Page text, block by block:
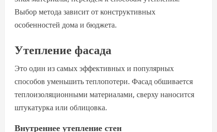
Выбор метода зависит от конструктивных
особенностей дома и бюджета.
Утепление фасада
Это один из самых эффективных и популярных
способов уменьшить теплопотери. Фасад обшивается
теплоизоляционными материалами, сверху наносится
штукатурка или облицовка.
Внутреннее утепление стен